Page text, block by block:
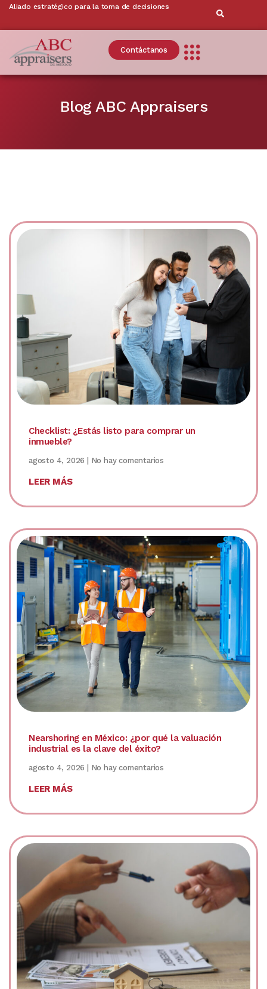
Aliado estratégico para la toma de decisiones
Contáctanos
Blog ABC Appraisers
Checklist: ¿Estás listo para comprar un
inmueble?
agosto 4, 2026 No hay comentarios
LEER MÁS
Nearshoring en México: ¿por qué la valuación
industrial es la clave del éxito?
agosto 4, 2026 No hay comentarios
LEER MÁS